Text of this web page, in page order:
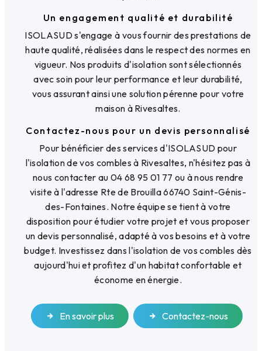
Un engagement qualité et durabilité
ISOLASUD s'engage à vous fournir des prestations de
haute qualité, réalisées dans le respect des normes en
vigueur. Nos produits d'isolation sont sélectionnés
avec soin pour leur performance et leur durabilité,
vous assurant ainsi une solution pérenne pour votre
maison à Rivesaltes.
Contactez-nous pour un devis personnalisé
Pour bénéficier des services d'ISOLASUD pour
l'isolation de vos combles à Rivesaltes, n'hésitez pas à
nous contacter au 04 68 95 01 77 ou à nous rendre
visite à l'adresse Rte de Brouilla 66740 Saint-Génis-
des-Fontaines. Notre équipe se tient à votre
disposition pour étudier votre projet et vous proposer
un devis personnalisé, adapté à vos besoins et à votre
budget. Investissez dans l'isolation de vos combles dès
aujourd'hui et profitez d'un habitat confortable et
économe en énergie.
En savoir plus Contactez-nous